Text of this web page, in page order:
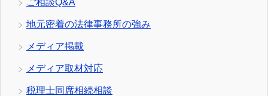
地元密着の法律事務所の強み
メディア掲載
メディア取材対応
税理士同席相続相談